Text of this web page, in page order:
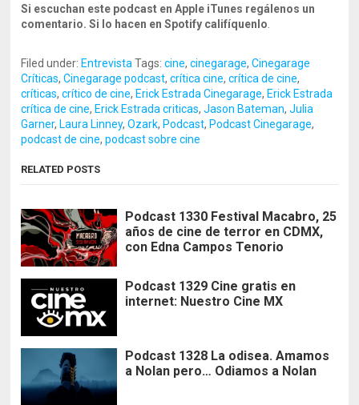
Si escuchan este podcast en Apple iTunes regálenos un
comentario. Si lo hacen en Spotify califíquenlo
Filed under: Entrevista Tags:cine,cinegarage,Cinegarage
Críticas,Cinegarage podcast,crítica cine,crítica de cine,
críticas,crítico de cine, Erick Estrada Cinegarage, Erick Estrada
crítica de cine, Erick Estrada criticas,Jason Bateman,Julia
Garner, Laura Linney,Ozark, Podcast, Podcast Cinegarage,
podcast de cine,podcast sobre cine
RELATED POSTS
Podcast 1330 Festival Macabro, 25
años de cine de terror en CDMX,
con Edna Campos Tenorio
Podcast 1329 Cine gratis en
internet: Nuestro Cine MX
Podcast 1328 La odisea. Amamos
a Nolan pero… Odiamos a Nolan